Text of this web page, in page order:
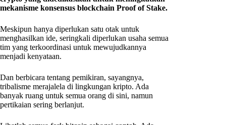
mekanisme konsensus blockchain Proof of Stake.
Meskipun hanya diperlukan satu otak untuk
menghasilkan ide, seringkali diperlukan usaha semua
tim yang terkoordinasi untuk mewujudkannya
menjadi kenyataan.
Dan berbicara tentang pemikiran, sayangnya,
tribalisme merajalela di lingkungan kripto. Ada
banyak ruang untuk semua orang di sini, namun
pertikaian sering berlanjut.